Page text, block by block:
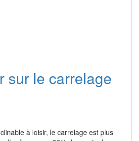
sur le carrelage
à loisir, le carrelage est plus